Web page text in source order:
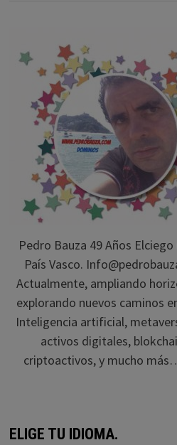
Pedro Bauza 49 Años Elciego
País Vasco.
Actualmente, ampliando
explorando nuevos caminos
Inteligencia artificial,
activos digitales,
criptoactivos, y mucho
ELIGE TU IDIOMA.